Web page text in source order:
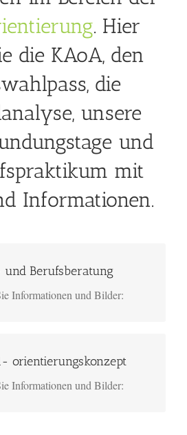
. Hier
die KAoA, den
die
unsere
und
mit
Informationen.
Berufsberatung
Informationen und Bilder:
Bitte klicken!
orientierungskonzept
Informationen und Bilder:
Bitte klicken!